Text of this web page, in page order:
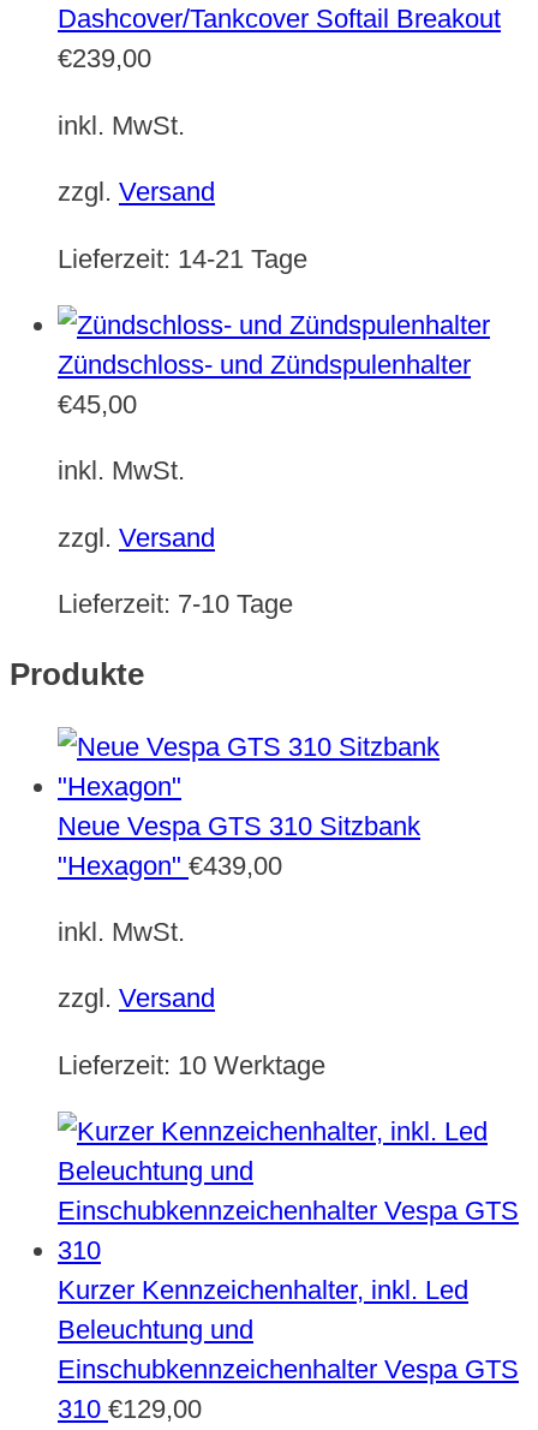
Dashcover/Tankcover Softail Breakout
€239,00
inkl. MwSt.
zzgl. Versand
Lieferzeit: 14-21 Tage
Zündschloss- und Zündspulenhalter
€45,00
inkl. MwSt.
zzgl. Versand
Lieferzeit: 7-10 Tage
Produkte
Neue Vespa GTS 310 Sitzbank
"Hexagon" €439,00
inkl. MwSt.
zzgl. Versand
Lieferzeit: 10 Werktage
Kurzer Kennzeichenhalter, inkl. Led
Beleuchtung und
Einschubkennzeichenhalter Vespa GTS
310 €129,00